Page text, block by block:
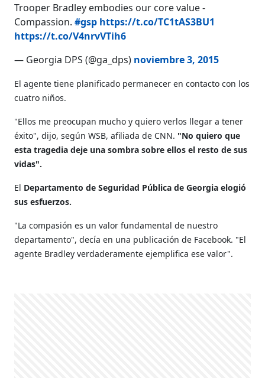
Trooper Bradley embodies our core value -
Compassion.#gsp https://t.co/TC1tAS3BU1
https://t.co/V4nrvVTih6
— Georgia DPS (@ga_dps) noviembre 3, 2015
El agente tiene planificado permanecer en contacto con los
cuatro niños.
"Ellos me preocupan mucho y quiero verlos llegar a tener
éxito", dijo, según WSB, afiliada de CNN. "No quiero que
esta tragedia deje una sombra sobre ellos el resto de sus
vidas".
El Departamento de Seguridad Pública de Georgia elogió
sus esfuerzos.
"La compasión es un valor fundamental de nuestro
departamento", decía en una publicación de Facebook. "El
agente Bradley verdaderamente ejemplifica ese valor".